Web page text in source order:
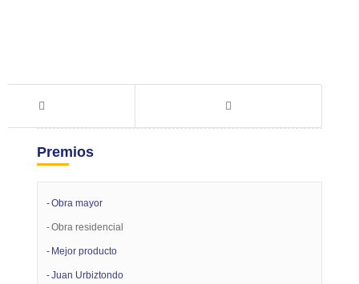
Premios
Obra mayor
Obra residencial
Mejor producto
Juan Urbiztondo